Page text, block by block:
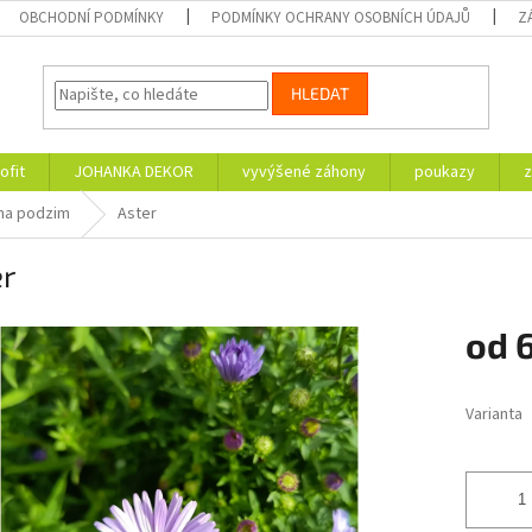
OBCHODNÍ PODMÍNKY PODMÍNKY OCHRANY OSOBNÍCH ÚDAJŮ
HLEDAT
JOHANKA DEKOR vyvýšené záhony poukazy
podzim Aster
od
cena:
Varianta